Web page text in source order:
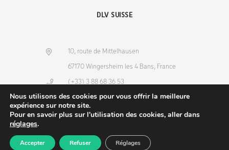
Produits Recherche Commande
DLV SUISSE
10, route de Mittelhausen
67170 Wingersheim les 4 Bans, France
(+33) 3 88 68 36 53
info@dlv-france.fr
Nous utilisons des cookies pour vous offrir la meilleure
expérience sur notre site.
Pour en savoir plus sur l'utilisation des cookies, aller dans
réglages.
Accepter Refuser Réglages